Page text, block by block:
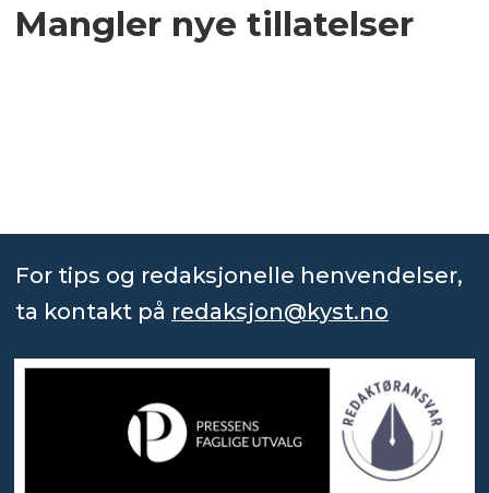
Mangler nye tillatelser
For tips og redaksjonelle henvendelser,
ta kontakt på redaksjon@kyst.no